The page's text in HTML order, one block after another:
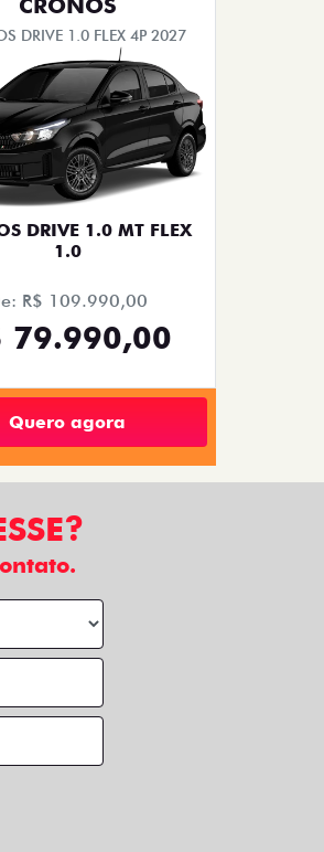
taxistas também têm vez. Sem falar no
conforto para você e seus passageiros.